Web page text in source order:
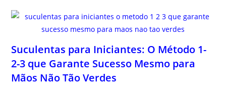
Suculentas para Iniciantes: O Método 1-
2-3 que Garante Sucesso Mesmo para
Mãos Não Tão Verdes